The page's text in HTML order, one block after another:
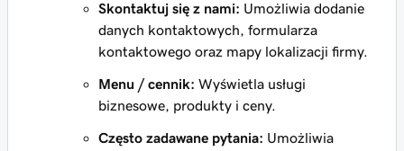
Skontaktuj się z nami: Umożliwia dodanie
danych kontaktowych, formularza
kontaktowego oraz mapy lokalizacji firmy.
Menu / cennik: Wyświetla usługi
biznesowe, produkty i ceny.
Często zadawane pytania: Umożliwia